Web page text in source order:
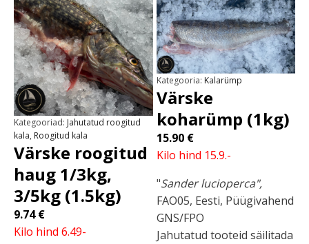
Kategooriad: Jahutatud roogitud
kala, Roogitud kala
Värske roogitud
haug 1/3kg,
3/5kg (1.5kg)
9.74€
Kilo hind 6.49-
Kategooria: Kalarümp
Värske
koharümp (1kg)
15.90 €
Kilo hind 15.9.-
"Sander lucioperca",
FAO05, Eesti, Püügivahend
GNS/FPO
Jahutatud tooteid säilitada